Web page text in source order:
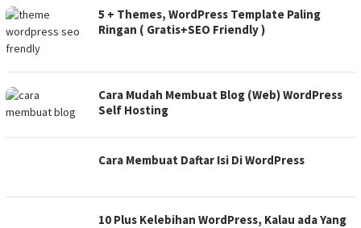
5 + Themes, WordPress Template Paling
Ringan ( Gratis+SEO Friendly )
Cara Mudah Membuat Blog (Web) WordPress
Self Hosting
Cara Membuat Daftar Isi Di WordPress